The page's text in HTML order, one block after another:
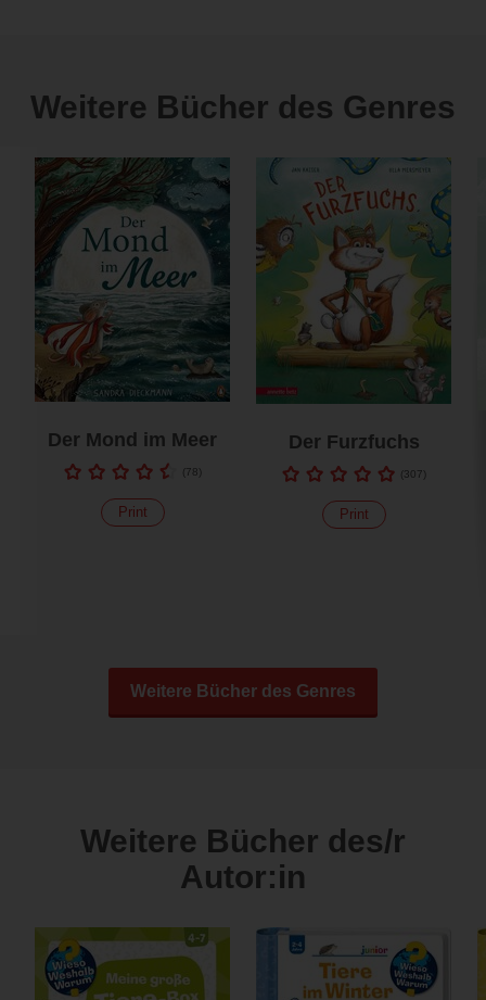
Weitere Bücher des Genres
Der Mond im Meer
(78)
Print
Der Furzfuchs
(307)
Print
Weitere Bücher des Genres
Weitere Bücher des/r
Autor:in